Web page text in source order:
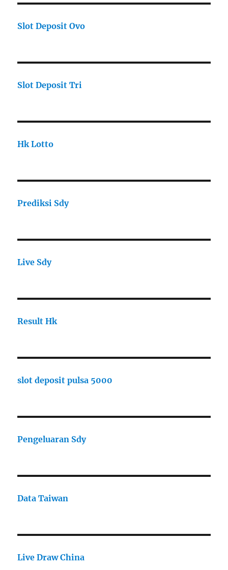
Slot Deposit Ovo
Slot Deposit Tri
Hk Lotto
Prediksi Sdy
Live Sdy
Result Hk
slot deposit pulsa 5000
Pengeluaran Sdy
Data Taiwan
Live Draw China